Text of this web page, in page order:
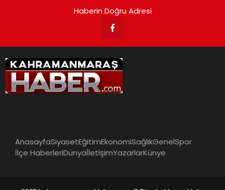
Haberin Doğru Adresi
AnasayfaSiyasetEğitimEkonomiSağlıkGenelSpor
İlçe HaberleriDünyaİletişimYazarlarKünye